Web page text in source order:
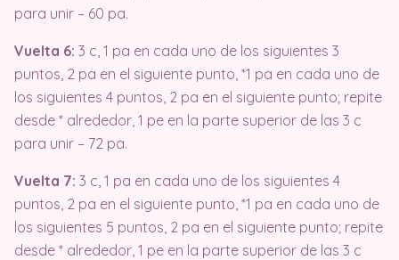
para unir – 60 pa.
Vuelta 6: 3 c, 1 pa en cada uno de los siguientes 3
puntos, 2 pa en el siguiente punto, *1 pa en cada uno de
los siguientes 4 puntos, 2 pa en el siguiente punto; repite
desde * alrededor, 1 pe en la parte superior de las 3 c
para unir – 72 pa.
Vuelta 7: 3 c, 1 pa en cada uno de los siguientes 4
puntos, 2 pa en el siguiente punto, *1 pa en cada uno de
los siguientes 5 puntos, 2 pa en el siguiente punto; repite
desde * alrededor, 1 pe en la parte superior de las 3 c